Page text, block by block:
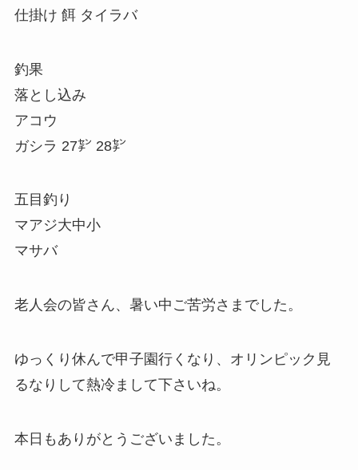
仕掛け 餌 タイラバ
釣果
落とし込み
アコウ
ガシラ 27㌢ 28㌢
五目釣り
マアジ大中小
マサバ
老人会の皆さん、暑い中ご苦労さまでした。
ゆっくり休んで甲子園行くなり、オリンピック見
るなりして熱冷まして下さいね。
本日もありがとうございました。